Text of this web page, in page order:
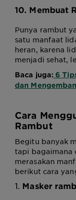
10. Membuat
Punya rambut
satu manfaat
heran, karena
menjadi sehat,
Baca juga: 6
dan
Cara
Rambut
Begitu banyak
tapi bagaimana
merasakan
berikut cara
1. Masker